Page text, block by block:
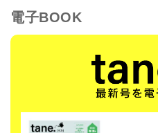
電子BOOK